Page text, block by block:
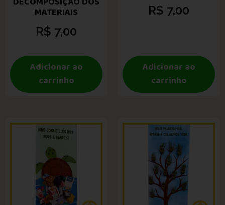
MATERIAIS
R$ 7,00
Adicionar ao
carrinho
R$ 7,00
Adicionar ao
carrinho